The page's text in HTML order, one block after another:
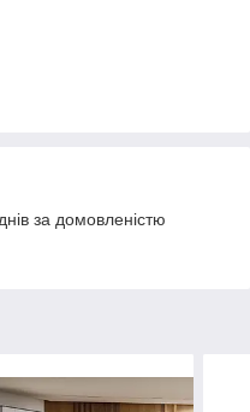
за домовленістю